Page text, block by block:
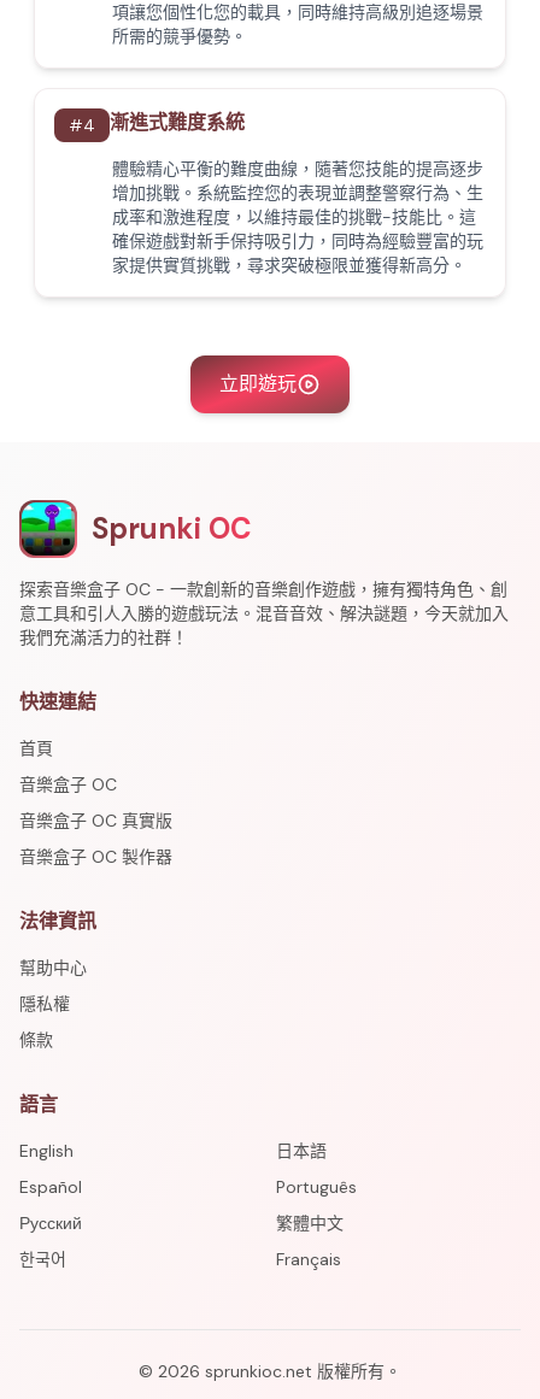
項讓您個性化您的載具，同時維持高級別追逐場景
所需的競爭優勢。
#4 漸進式難度系統
體驗精心平衡的難度曲線，隨著您技能的提高逐步
增加挑戰。系統監控您的表現並調整警察行為、生
成率和激進程度，以維持最佳的挑戰-技能比。這
確保遊戲對新手保持吸引力，同時為經驗豐富的玩
家提供實質挑戰，尋求突破極限並獲得新高分。
立即遊玩
Sprunki OC
探索音樂盒子 OC - 一款創新的音樂創作遊戲，擁有獨特角色、創
意工具和引人入勝的遊戲玩法。混音音效、解決謎題，今天就加入
我們充滿活力的社群！
快速連結
首頁
音樂盒子 OC
音樂盒子 OC 真實版
音樂盒子 OC 製作器
法律資訊
幫助中心
隱私權
條款
語言
English
日本語
Español
Português
Русский
繁體中文
한국어
Français
© 2026 sprunkioc.net 版權所有。